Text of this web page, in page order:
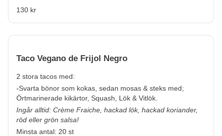
130 kr
Taco Vegano de Frijol Negro
2 stora tacos med:
-Svarta bönor som kokas, sedan mosas & steks med;
Örtmarinerade kikärtor, Squash, Lök & Vitlök.
Ingår alltid: Crème Fraiche, hackad lök, hackad koriander,
röd eller grön salsa!
Minsta antal: 20 st